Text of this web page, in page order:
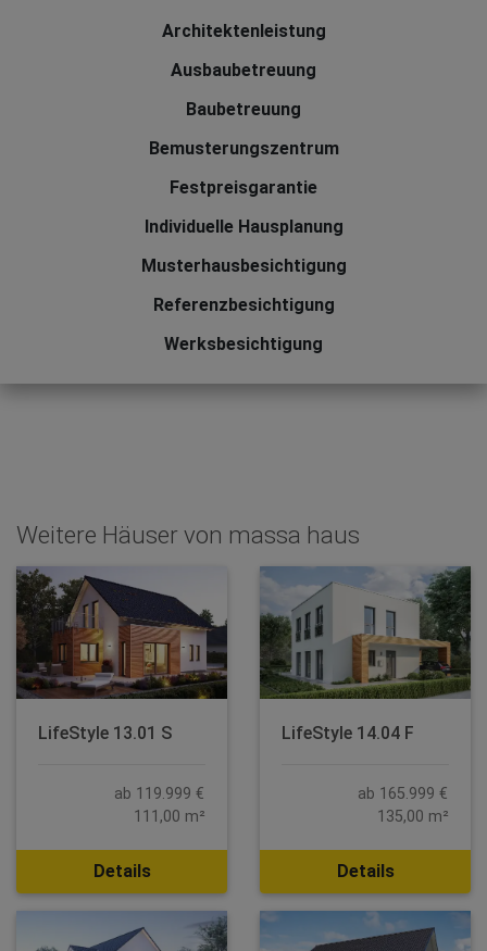
Architektenleistung
Ausbaubetreuung
Baubetreuung
Bemusterungszentrum
Festpreisgarantie
Individuelle Hausplanung
Musterhausbesichtigung
Referenzbesichtigung
Werksbesichtigung
Weitere Häuser von massa haus
LifeStyle 13.01 S
ab 119.999 €
111,00 m²
Details
LifeStyle 14.04 F
ab 165.999 €
135,00 m²
Details